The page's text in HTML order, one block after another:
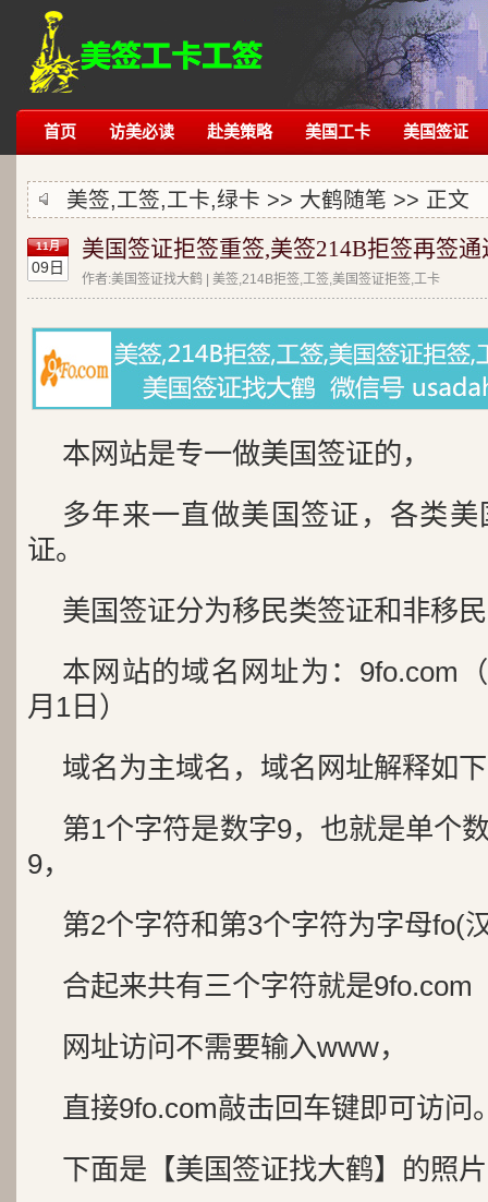
首页 访美必读 赴美策略 美国工卡 美国签证
美签,工签,工卡,绿卡 >> 大鹤随笔 >> 正文
11月
09日
美国签证拒签重签,美签214B拒签再签通
作者:美国签证找大鹤 | 美签,214B拒签,工签,美国签证拒签,工卡
本网站是专一做美国签证的，
多年来一直做美国签证，各类
证。
美国签证分为移民类签证和非移
本网站的域名网址为：9fo.com
月1日）
域名为主域名，域名网址解释如
第1个字符是数字9，也就是单个
9，
第2个字符和第3个字符为字母fo(
合起来共有三个字符就是9fo.com
网址访问不需要输入www，
直接9fo.com敲击回车键即可访问
下面是【美国签证找大鹤】的照片